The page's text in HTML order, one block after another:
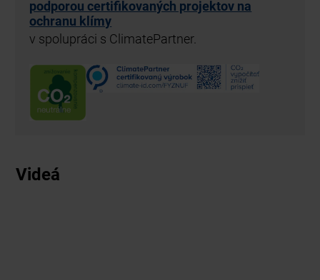
používaní VZV
Videá